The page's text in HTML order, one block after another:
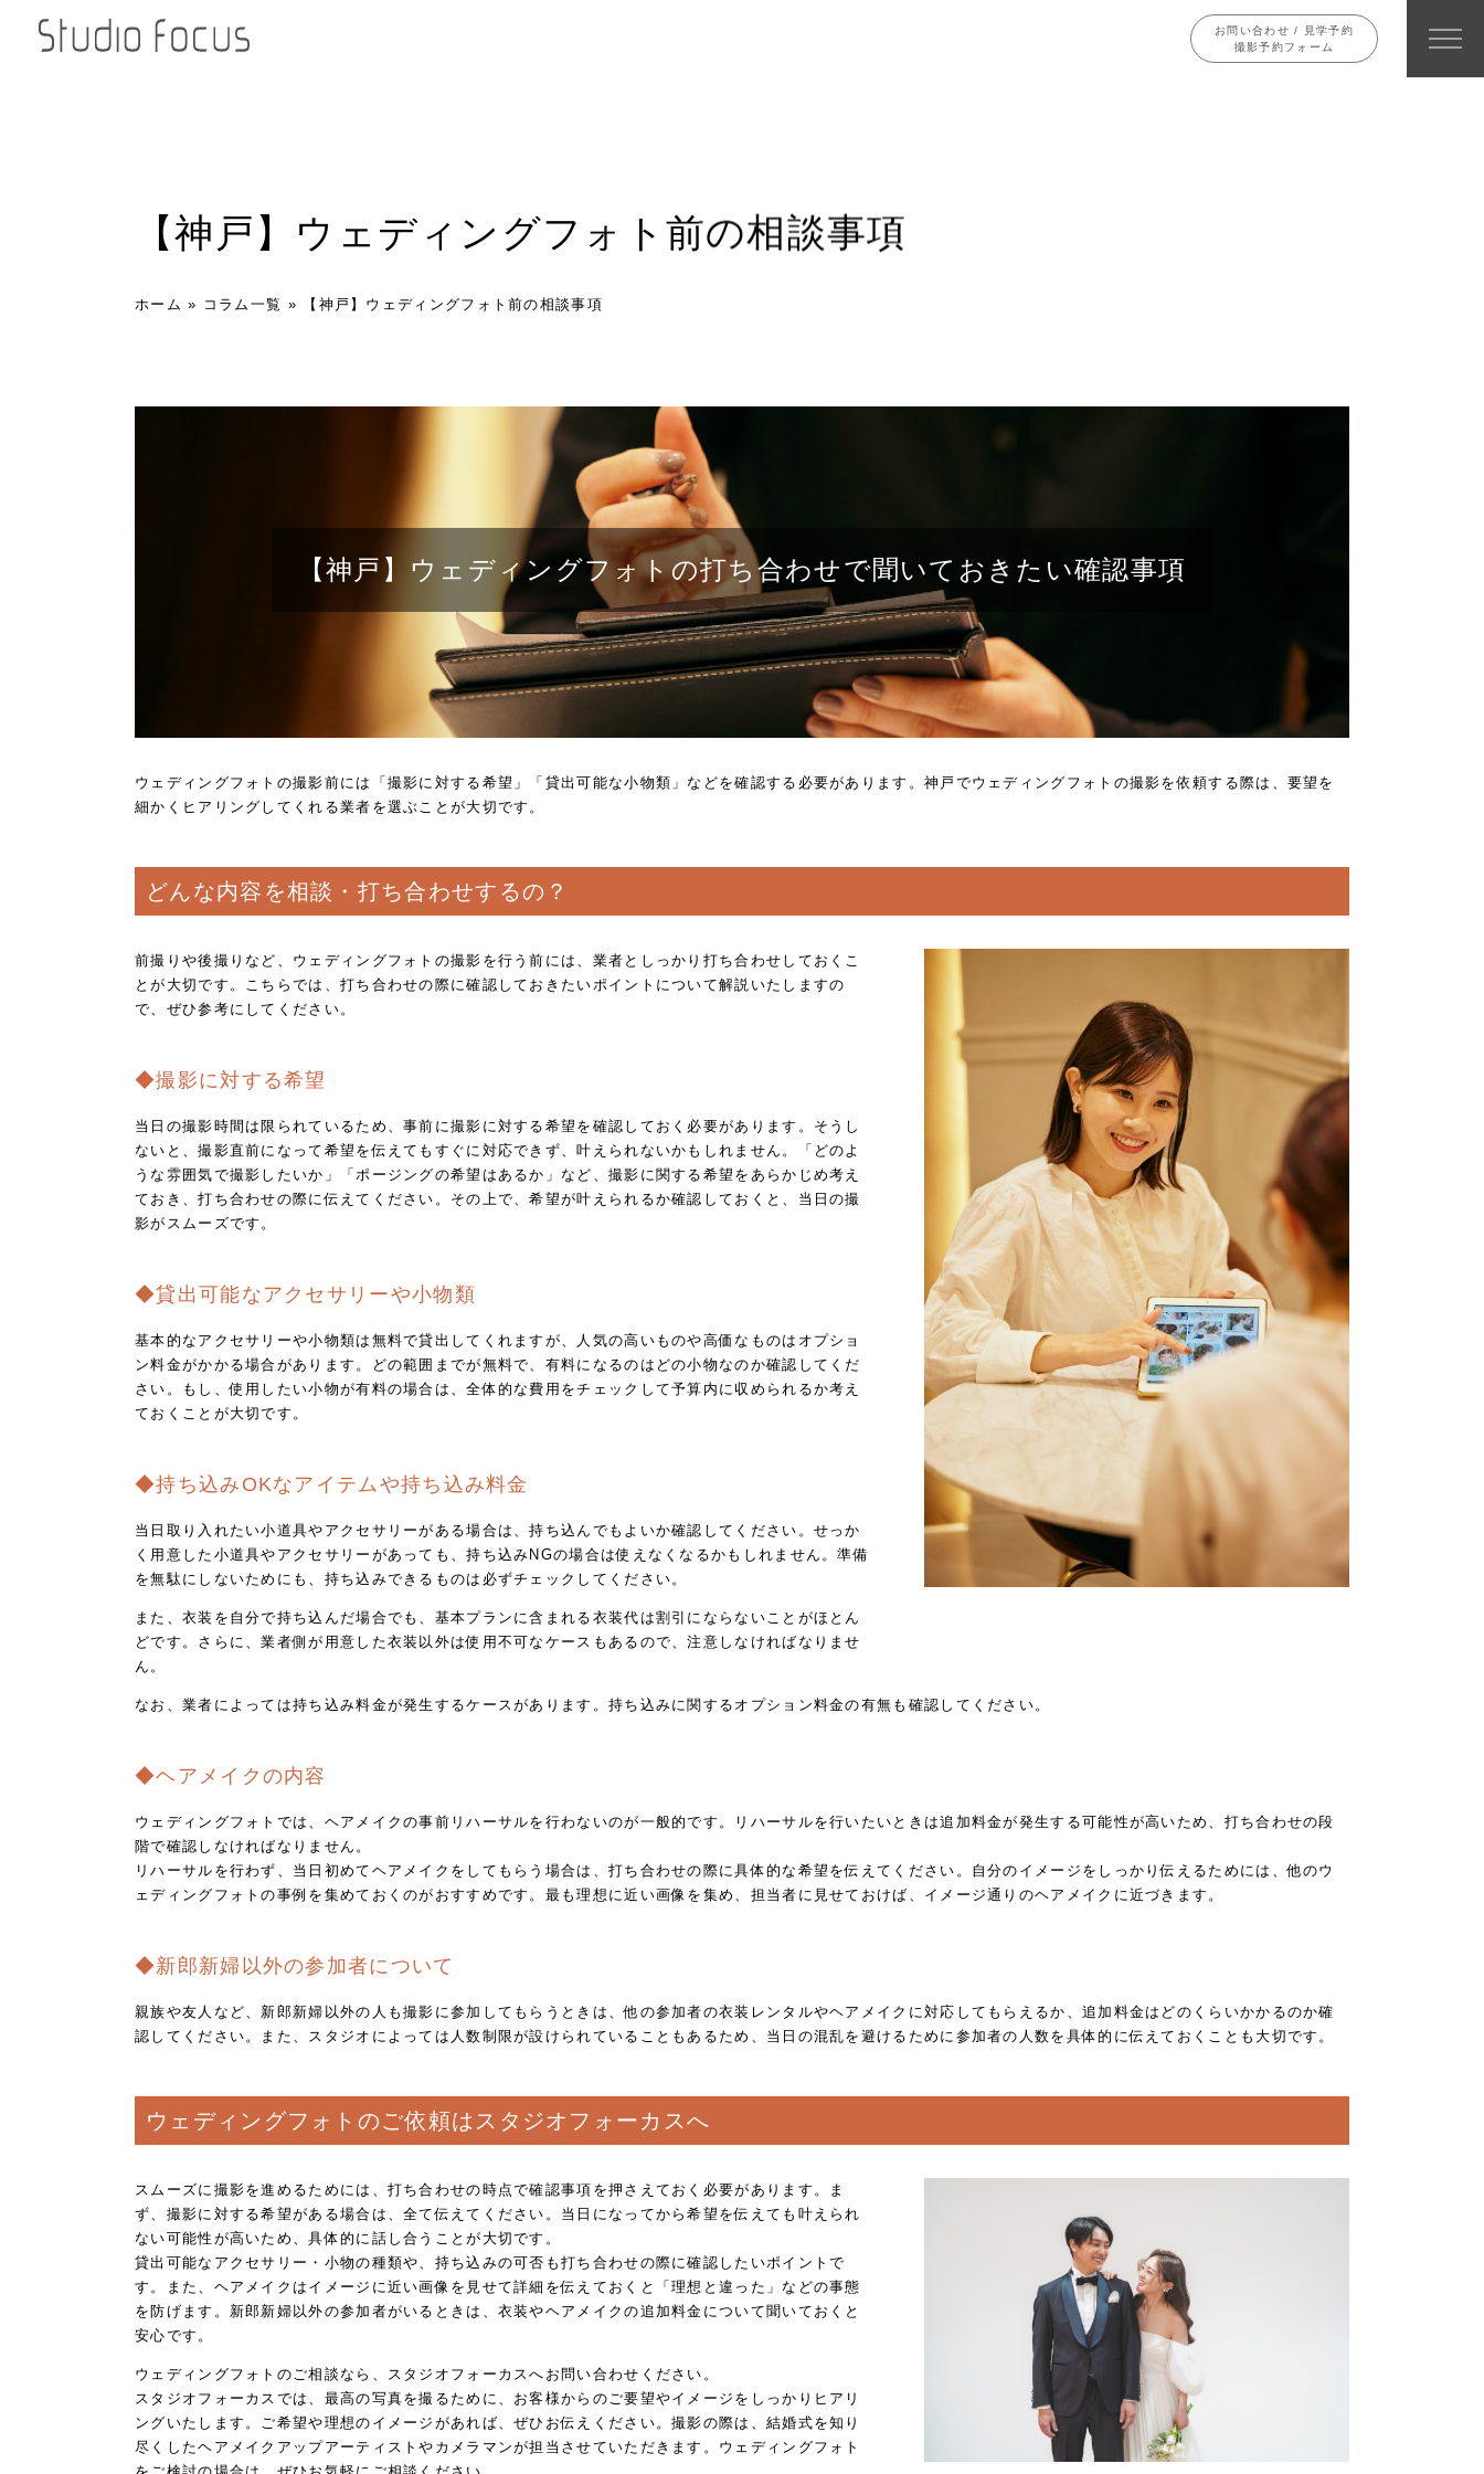
お問い合わせ / 見学予約
撮影予約フォーム
【神戸】ウェディングフォト前の相談事項
ホーム » コラム一覧 » 【神戸】ウェディングフォト前の相談事項
【神戸】ウェディングフォトの打ち合わせで聞いておきたい確認事項
ウェディングフォトの撮影前には「撮影に対する希望」「貸出可能な小物類」などを確認する必要があります。神戸でウェディングフォトの撮影を依頼する際は、要望を
細かくヒアリングしてくれる業者を選ぶことが大切です。
どんな内容を相談・打ち合わせするの？
前撮りや後撮りなど、ウェディングフォトの撮影を行う前には、業者としっかり打ち合わせしておくこ
とが大切です。こちらでは、打ち合わせの際に確認しておきたいポイントについて解説いたしますの
で、ぜひ参考にしてください。
◆撮影に対する希望
当日の撮影時間は限られているため、事前に撮影に対する希望を確認しておく必要があります。そうし
ないと、撮影直前になって希望を伝えてもすぐに対応できず、叶えられないかもしれません。「どのよ
うな雰囲気で撮影したいか」「ポージングの希望はあるか」など、撮影に関する希望をあらかじめ考え
ておき、打ち合わせの際に伝えてください。その上で、希望が叶えられるか確認しておくと、当日の撮
影がスムーズです。
◆貸出可能なアクセサリーや小物類
基本的なアクセサリーや小物類は無料で貸出してくれますが、人気の高いものや高価なものはオプショ
ン料金がかかる場合があります。どの範囲までが無料で、有料になるのはどの小物なのか確認してくだ
さい。もし、使用したい小物が有料の場合は、全体的な費用をチェックして予算内に収められるか考え
ておくことが大切です。
◆持ち込みOKなアイテムや持ち込み料金
当日取り入れたい小道具やアクセサリーがある場合は、持ち込んでもよいか確認してください。せっか
く用意した小道具やアクセサリーがあっても、持ち込みNGの場合は使えなくなるかもしれません。準備
を無駄にしないためにも、持ち込みできるものは必ずチェックしてください。
また、衣装を自分で持ち込んだ場合でも、基本プランに含まれる衣装代は割引にならないことがほとん
どです。さらに、業者側が用意した衣装以外は使用不可なケースもあるので、注意しなければなりませ
ん。
なお、業者によっては持ち込み料金が発生するケースがあります。持ち込みに関するオプション料金の有無も確認してください。
◆ヘアメイクの内容
ウェディングフォトでは、ヘアメイクの事前リハーサルを行わないのが一般的です。リハーサルを行いたいときは追加料金が発生する可能性が高いため、打ち合わせの段
階で確認しなければなりません。
リハーサルを行わず、当日初めてヘアメイクをしてもらう場合は、打ち合わせの際に具体的な希望を伝えてください。自分のイメージをしっかり伝えるためには、他のウ
ェディングフォトの事例を集めておくのがおすすめです。最も理想に近い画像を集め、担当者に見せておけば、イメージ通りのヘアメイクに近づきます。
◆新郎新婦以外の参加者について
親族や友人など、新郎新婦以外の人も撮影に参加してもらうときは、他の参加者の衣装レンタルやヘアメイクに対応してもらえるか、追加料金はどのくらいかかるのか確
認してください。また、スタジオによっては人数制限が設けられていることもあるため、当日の混乱を避けるために参加者の人数を具体的に伝えておくことも大切です。
ウェディングフォトのご依頼はスタジオフォーカスへ
スムーズに撮影を進めるためには、打ち合わせの時点で確認事項を押さえておく必要があります。ま
ず、撮影に対する希望がある場合は、全て伝えてください。当日になってから希望を伝えても叶えられ
ない可能性が高いため、具体的に話し合うことが大切です。
貸出可能なアクセサリー・小物の種類や、持ち込みの可否も打ち合わせの際に確認したいポイントで
す。また、ヘアメイクはイメージに近い画像を見せて詳細を伝えておくと「理想と違った」などの事態
を防げます。新郎新婦以外の参加者がいるときは、衣装やヘアメイクの追加料金について聞いておくと
安心です。
ウェディングフォトのご相談なら、スタジオフォーカスへお問い合わせください。
スタジオフォーカスでは、最高の写真を撮るために、お客様からのご要望やイメージをしっかりヒアリ
ングいたします。ご希望や理想のイメージがあれば、ぜひお伝えください。撮影の際は、結婚式を知り
尽くしたヘアメイクアップアーティストやカメラマンが担当させていただきます。ウェディングフォト